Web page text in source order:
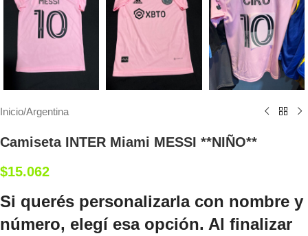
Inicio/Argentina
Camiseta INTER Miami MESSI **NIÑO**
$15.062
Si querés personalizarla con nombre y
número, elegí esa opción. Al finalizar